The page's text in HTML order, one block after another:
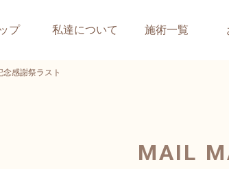
プ 私達について 施術一覧
感謝祭ラスト
MAIL